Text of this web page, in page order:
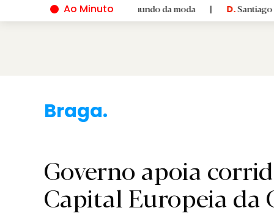
Ao Minuto
e à inovação do mundo da moda | D.Santiago de
Braga.
Governo apoia
Capital Europeia da